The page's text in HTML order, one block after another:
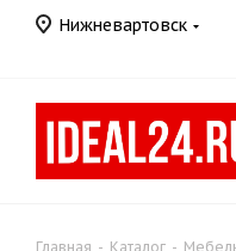
Нижневартовск
Главная - Каталог -